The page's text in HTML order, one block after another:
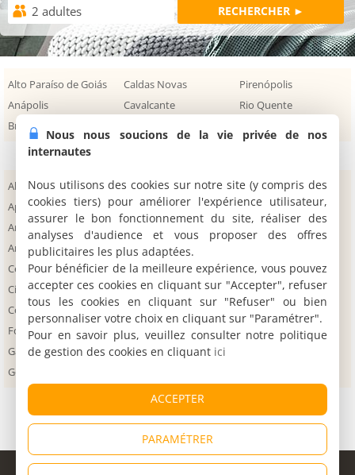
Alto Paraíso de Goiás
Anápolis
Brasilia
Caldas Novas
Cavalcante
Pirenópolis
Rio Quente
Abadiânia
Aparecida de Goiania
Aragarças
Aruanã
Ceilândia
Cidade Ocidental
Colinas Do Sul
Formosa
Gama
Goiás
Itumbiara
Luziânia
Mineiros
Núcleo Bandeirante
Papuda
Paranoá
Quirinópolis
Rio Verde
Sao Miguel do
Araguaia
Senador Canedo
Taguatinga
Torto
Trindade
Valparaíso de Goiás
Nous nous soucions de la vie privée de nos
internautes
Nous utilisons des cookies sur notre site (y compris des
cookies tiers) pour améliorer l'expérience utilisateur,
assurer le bon fonctionnement du site, réaliser des
analyses d'audience et vous proposer des offres
publicitaires les plus adaptées.
Pour bénéficier de la meilleure expérience, vous pouvez
accepter ces cookies en cliquant sur "Accepter", refuser
tous les cookies en cliquant sur "Refuser" ou bien
personnaliser votre choix en cliquant sur "Paramétrer".
Pour en savoir plus, veuillez consulter notre politique
de gestion des cookies en cliquant ici
ACCEPTER
PARAMÉTRER